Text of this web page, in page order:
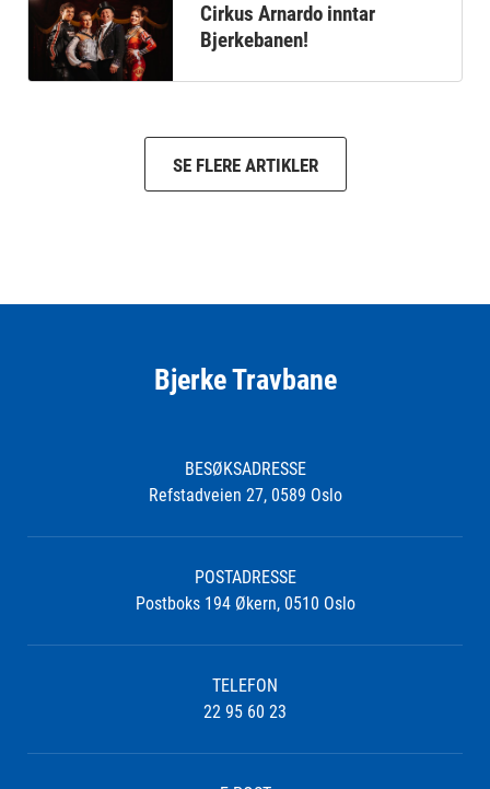
Cirkus Arnardo inntar
Bjerkebanen!
SE FLERE ARTIKLER
Bjerke Travbane
BESØKSADRESSE
Refstadveien 27, 0589 Oslo
POSTADRESSE
Postboks 194 Økern, 0510 Oslo
TELEFON
22 95 60 23